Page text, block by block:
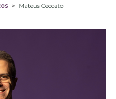
> Mateus Ceccato